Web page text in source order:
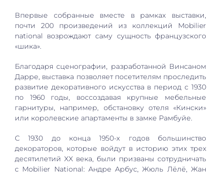
Впервые собранные вместе в рамках выставки,
почти 200 произведений из коллекций Mobilier
national возрождают саму сущность французского
«шика».
Благодаря сценографии, разработанной Винсаном
Дарре, выставка позволяет посетителям проследить
развитие декоративного искусства в период с 1930
по 1960 годы, воссоздавая крупные мебельные
гарнитуры, например, обстановку отеля «Кински»
или королевские апартаменты в замке Рамбуйе.
С 1930 до конца 1950-х годов большинство
декораторов, которые войдут в историю этих трех
десятилетий XX века, были призваны сотрудничать
с Mobilier National: Андре Арбус, Жюль Лёлё, Жан